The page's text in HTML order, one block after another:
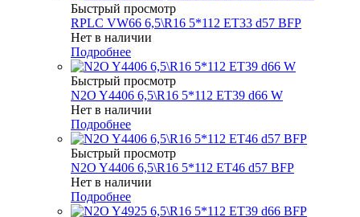
Быстрый просмотр
RPLC VW66 6,5\R16 5*112 ET33 d57 BFP
Нет в наличии
Подробнее
Быстрый просмотр
N2O Y4406 6,5\R16 5*112 ET39 d66 W
Нет в наличии
Подробнее
Быстрый просмотр
N2O Y4406 6,5\R16 5*112 ET46 d57 BFP
Нет в наличии
Подробнее